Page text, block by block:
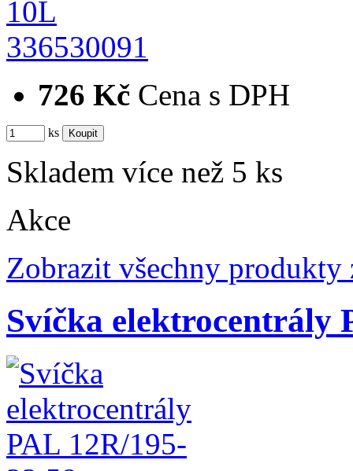
336530091
726 Kč Cena s DPH
ks
Skladem více než 5 ks
Akce
Zobrazit všechny produkty
Svíčka elektrocentrály